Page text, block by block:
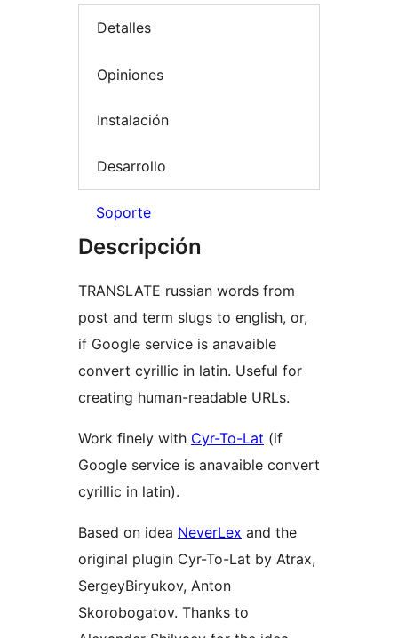
Detalles
Opiniones
Instalación
Desarrollo
Soporte
Descripción
TRANSLATE russian words from
post and term slugs to english, or,
if Google service is anavaible
convert cyrillic in latin. Useful for
creating human-readable URLs.
Work finely with Cyr-To-Lat (if
Google service is anavaible convert
cyrillic in latin).
Based on idea NeverLex and the
original plugin Cyr-To-Lat by Atrax,
SergeyBiryukov, Anton
Skorobogatov. Thanks to